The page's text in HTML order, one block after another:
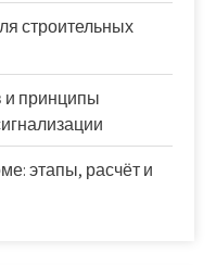
строительных
и принципы
этапы, расчёт и